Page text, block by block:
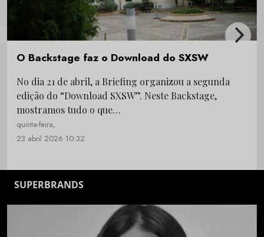
O Backstage faz o Download do SXSW
No dia 21 de abril, a Briefing organizou a segunda
edição do “Download SXSW”. Neste Backstage,
mostramos tudo o que…
quinta-feira,
23 abril 2026 10:32
SUPERBRANDS